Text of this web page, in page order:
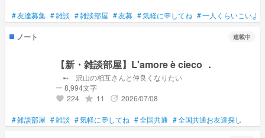
#友達募集 #雑談 #雑談部屋 #友募 #気軽に💬してね #一人くらいこいよ
ノート 連載中
【新・雑談部屋】L'amore è cieco ．
➸ 沢山の相互さんと仲良くなりたい
ー 8,994文字
favorite 224 grade 11 update 2026/07/08
#雑談部屋 #雑談 #気軽に💬してね #全国共通 #全国共通お友達探し